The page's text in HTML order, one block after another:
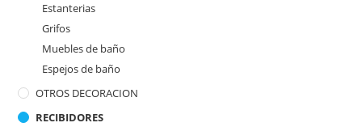
Estanterias
Grifos
Muebles de baño
Espejos de baño
OTROS DECORACION
RECIBIDORES